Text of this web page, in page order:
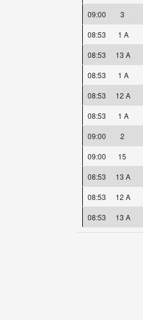
09:00
3
08:53
1 A
08:53
13 A
08:53
1 A
08:53
12 A
08:53
1 A
09:00
2
09:00
15
08:53
13 A
08:53
12 A
08:53
13 A